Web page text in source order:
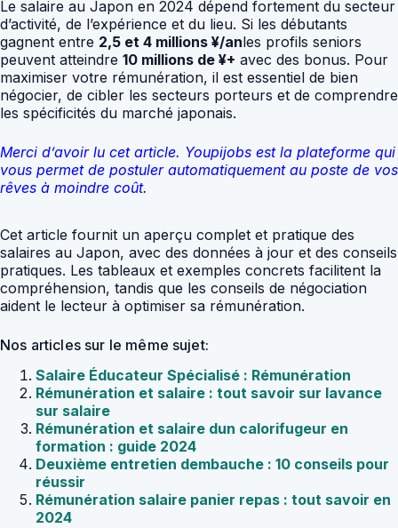
Le salaire au Japon en 2024 dépend fortement du secteur
d’activité, de l’expérience et du lieu. Si les débutants
gagnent entre 2,5 et 4 millions ¥/anles profils seniors
peuvent atteindre 10 millions de ¥+ avec des bonus. Pour
maximiser votre rémunération, il est essentiel de bien
négocier, de cibler les secteurs porteurs et de comprendre
les spécificités du marché japonais.
Merci d’avoir lu cet article. Youpijobs est la plateforme qui
vous permet de postuler automatiquement au poste de vos
rêves à moindre coût.
Cet article fournit un aperçu complet et pratique des
salaires au Japon, avec des données à jour et des conseils
pratiques. Les tableaux et exemples concrets facilitent la
compréhension, tandis que les conseils de négociation
aident le lecteur à optimiser sa rémunération.
Nos articles sur le même sujet:
Salaire Éducateur Spécialisé : Rémunération
Rémunération et salaire : tout savoir sur lavance
sur salaire
Rémunération et salaire dun calorifugeur en
formation : guide 2024
Deuxième entretien dembauche : 10 conseils pour
réussir
Rémunération salaire panier repas : tout savoir en
2024